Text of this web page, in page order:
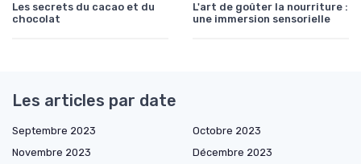
Les secrets du cacao et du
chocolat
L'art de goûter la nourriture :
une immersion sensorielle
Les articles par date
Septembre 2023
Octobre 2023
Novembre 2023
Décembre 2023